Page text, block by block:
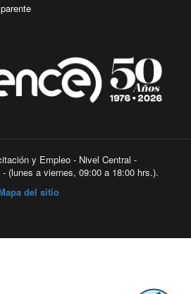
y Empleo - Nivel Central -
(lunes a viernes, 09:00 a 18:00 hrs.).
del sitio